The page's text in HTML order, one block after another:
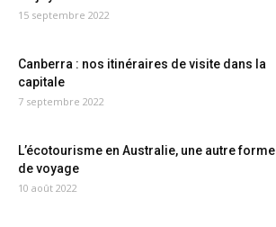
15 septembre 2022
Canberra : nos itinéraires de visite dans la
capitale
7 septembre 2022
L’écotourisme en Australie, une autre forme
de voyage
10 août 2022